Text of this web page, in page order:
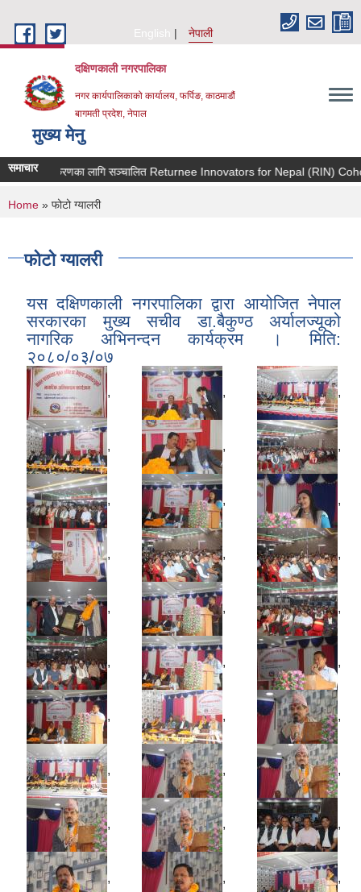
English
नेपाली
दक्षिणकाली नगरपालिका
नगर कार्यपालिकाको कार्यालय, फर्पिङ, काठमाडौं
बागमती प्रदेश, नेपाल
मुख्य मेनु
समाचार लागि सञ्चालित Returnee Innovators for Nepal (RIN) Cohort III
You are here
Home » फोटो ग्यालरी
फोटो ग्यालरी
यस दक्षिणकाली नगरपालिका द्वारा आयोजित नेपाल
सरकारका मुख्य सचीव डा.बैकुण्ठ अर्यालज्यूको
नागरिक अभिनन्दन कार्यक्रम । मिति:
२०८०/०३/०७
, , ,
, , ,
, , ,
, , ,
, , ,
, , ,
, , ,
, , ,
, , ,
, , ,